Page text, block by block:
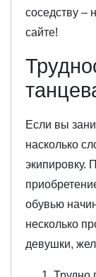
соседству –
сайте!
Если вы
насколько
экипировку.
обувью
несколько
девушки,